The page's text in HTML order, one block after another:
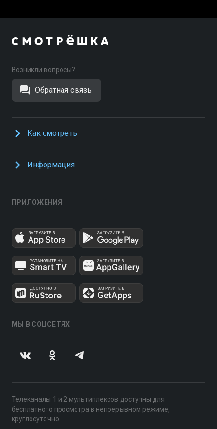
Возникли вопросы?
Обратная связь
Как смотреть
Информация
ПРИЛОЖЕНИЯ
МЫ В СОЦСЕТЯХ
Телеканалы 1 и 2 мультиплексов доступны для
бесплатного просмотра в непрерывном режиме,
круглосуточно.